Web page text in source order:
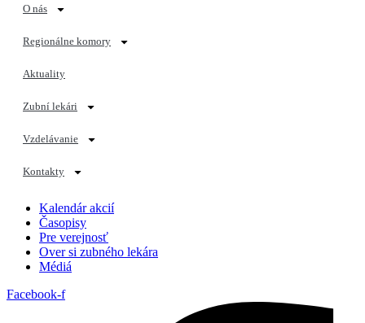
O nás
Regionálne komory
Aktuality
Zubní lekári
Vzdelávanie
Kontakty
Kalendár akcií
Časopisy
Pre verejnosť
Over si zubného lekára
Médiá
Facebook-f